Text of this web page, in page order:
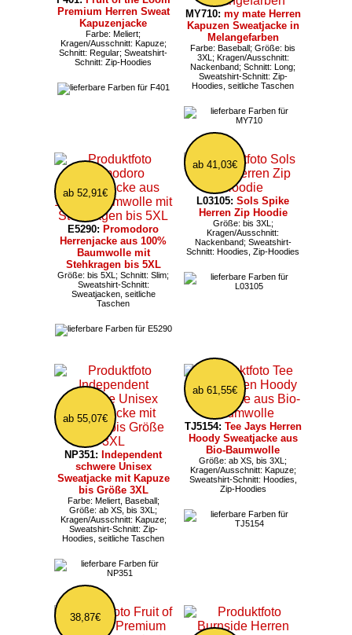
Premium Herren Sweat
Kapuzenjacke
Farbe: Meliert;
Kragen/Ausschnitt: Kapuze;
Schnitt: Regular; Sweatshirt-
Schnitt: Zip-Hoodies
MY710: my mate Herren
Kapuzen Sweatjacke in
Melangefarben
Farbe: Baseball; Größe: bis
3XL; Kragen/Ausschnitt:
Nackenband; Schnitt: Long;
Sweatshirt-Schnitt: Zip-
Hoodies, seitliche Taschen
ab 52,91€
E5290: Promodoro
Herrenjacke aus 100%
Baumwolle mit
Stehkragen bis 5XL
Größe: bis 5XL; Schnitt: Slim;
Sweatshirt-Schnitt:
Sweatjacken, seitliche
Taschen
ab 41,03€
L03105: Sols Spike
Herren Zip Hoodie
Größe: bis 3XL;
Kragen/Ausschnitt:
Nackenband; Sweatshirt-
Schnitt: Hoodies, Zip-Hoodies
ab 55,07€
NP351: Independent
schwere Unisex
Sweatjacke mit Kapuze
bis Größe 3XL
Farbe: Meliert, Baseball;
Größe: ab XS, bis 3XL;
Kragen/Ausschnitt: Kapuze;
Sweatshirt-Schnitt: Zip-
Hoodies, seitliche Taschen
ab 61,55€
TJ5154: Tee Jays Herren
Hoody Sweatjacke aus
Bio-Baumwolle
Größe: ab XS, bis 3XL;
Kragen/Ausschnitt: Kapuze;
Sweatshirt-Schnitt: Hoodies,
Zip-Hoodies
38,87€